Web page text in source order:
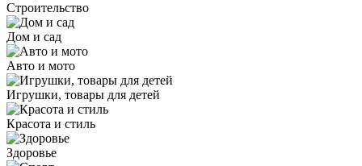
Строительство
Дом и сад
Авто и мото
Игрушки, товары для детей
Красота и стиль
Здоровье